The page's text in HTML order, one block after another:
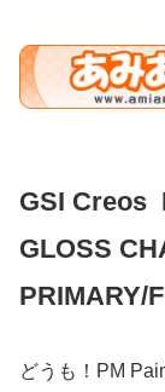
GSI Creos
GLOSS
PRIMARY/
どうも！PM